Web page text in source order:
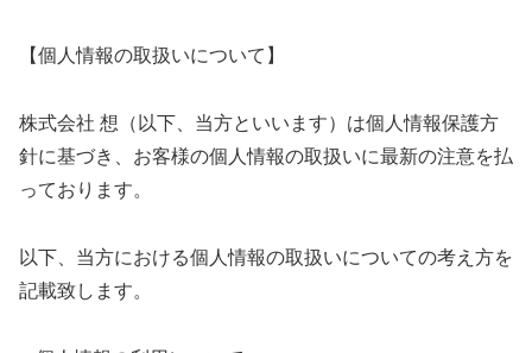
【個人情報の取扱いについて】
株式会社 想（以下、当方といいます）は個人情報保護方
針に基づき、お客様の個人情報の取扱いに最新の注意を払
っております。
以下、当方における個人情報の取扱いについての考え方を
記載致します。